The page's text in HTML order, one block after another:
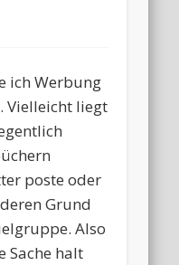
ich Werbung
Vielleicht liegt
poste oder
Grund
Also
Sache halt